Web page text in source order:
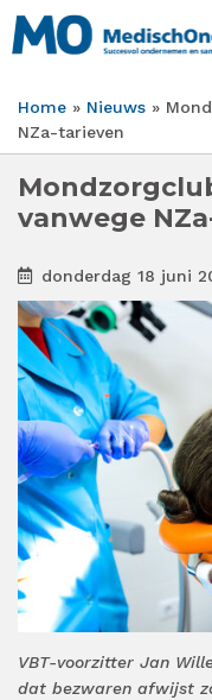
Overslaan
en
inhoud
gaan
Kruimelpad
Home Nieuws
NZa-tarieven
vanwege
donderdag 18 juni
VBT-voorzitter Jan
dat bezwaren afwijst